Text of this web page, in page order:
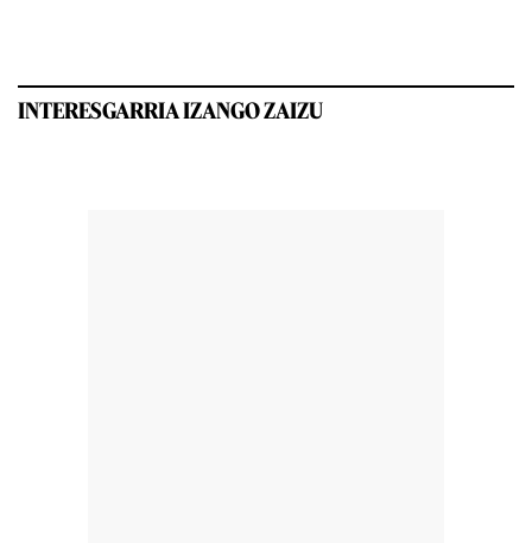
INTERESGARRIA IZANGO ZAIZU